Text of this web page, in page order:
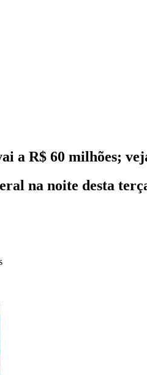
a R$ 60 milhões;
na noite desta